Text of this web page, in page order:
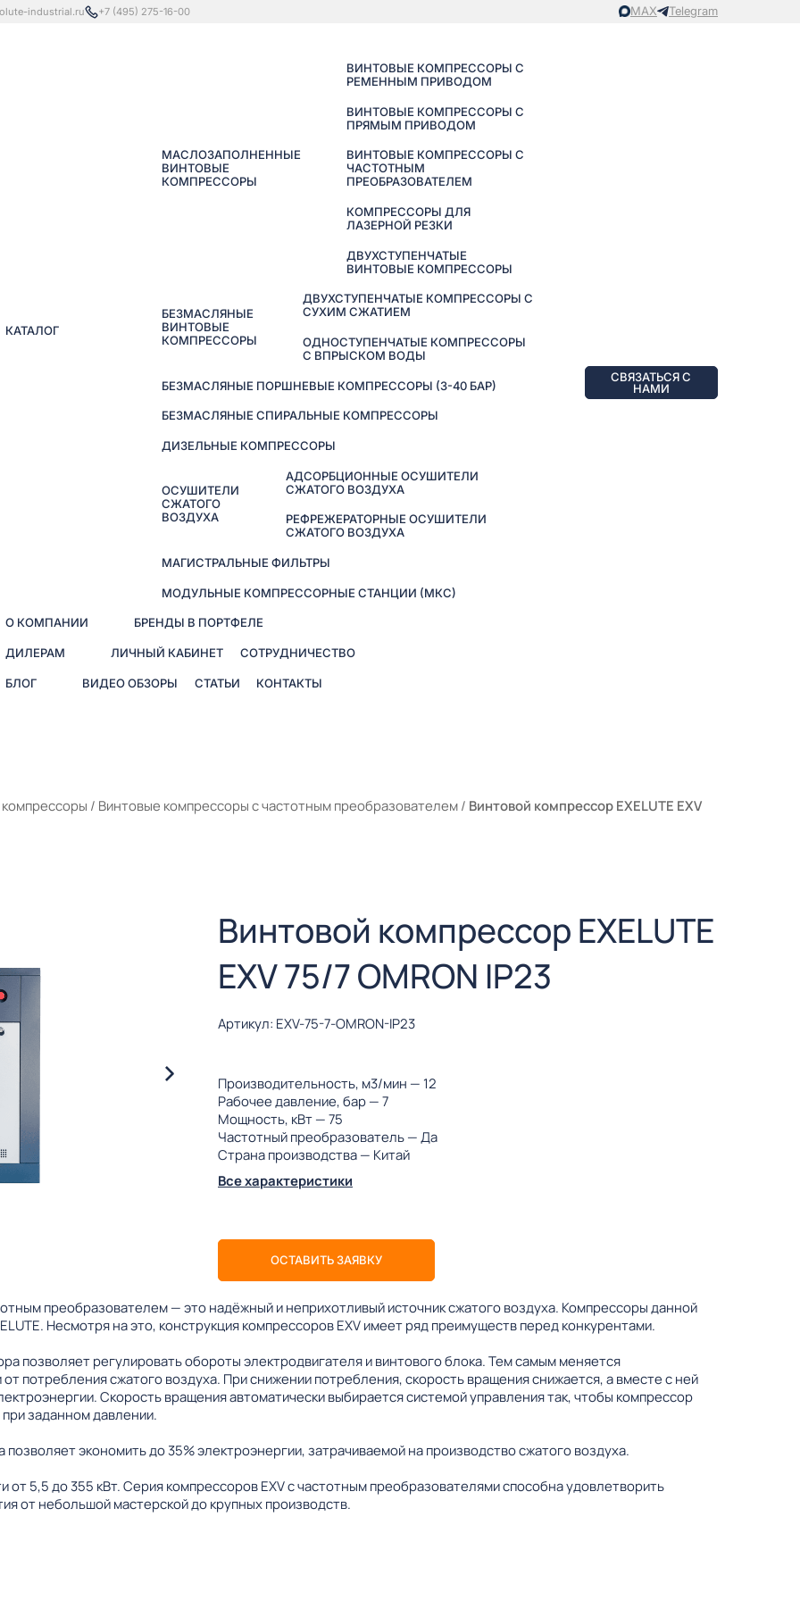
industrial.ru +7 (495) 275-16-00 MAX Telegram
КАТАЛОГ
МАСЛОЗАПОЛНЕННЫЕ
ВИНТОВЫЕ
КОМПРЕССОРЫ
ВИНТОВЫЕ КОМПРЕССОРЫ С
РЕМЕННЫМ ПРИВОДОМ
ВИНТОВЫЕ КОМПРЕССОРЫ С
ПРЯМЫМ ПРИВОДОМ
ВИНТОВЫЕ КОМПРЕССОРЫ С
ЧАСТОТНЫМ
ПРЕОБРАЗОВАТЕЛЕМ
КОМПРЕССОРЫ ДЛЯ
ЛАЗЕРНОЙ РЕЗКИ
ДВУХСТУПЕНЧАТЫЕ
ВИНТОВЫЕ КОМПРЕССОРЫ
БЕЗМАСЛЯНЫЕ
ВИНТОВЫЕ
КОМПРЕССОРЫ
ДВУХСТУПЕНЧАТЫЕ КОМПРЕССОРЫ С
СУХИМ СЖАТИЕМ
ОДНОСТУПЕНЧАТЫЕ КОМПРЕССОРЫ
С ВПРЫСКОМ ВОДЫ
БЕЗМАСЛЯНЫЕ ПОРШНЕВЫЕ КОМПРЕССОРЫ (3-40 БАР)
БЕЗМАСЛЯНЫЕ СПИРАЛЬНЫЕ КОМПРЕССОРЫ
ДИЗЕЛЬНЫЕ КОМПРЕССОРЫ
ОСУШИТЕЛИ
СЖАТОГО
ВОЗДУХА
АДСОРБЦИОННЫЕ ОСУШИТЕЛИ
СЖАТОГО ВОЗДУХА
РЕФРЕЖЕРАТОРНЫЕ ОСУШИТЕЛИ
СЖАТОГО ВОЗДУХА
МАГИСТРАЛЬНЫЕ ФИЛЬТРЫ
МОДУЛЬНЫЕ КОМПРЕССОРНЫЕ СТАНЦИИ (МКС)
О КОМПАНИИ БРЕНДЫ В ПОРТФЕЛЕ
ДИЛЕРАМ ЛИЧНЫЙ КАБИНЕТ СОТРУДНИЧЕСТВО
БЛОГ ВИДЕО ОБЗОРЫ СТАТЬИ КОНТАКТЫ
СВЯЗАТЬСЯ С
НАМИ
/ Винтовые компрессоры с частотным преобразователем / Винтовой компрессор EXELUTE EXV
Винтовой компрессор EXELUTE
EXV 75/7 OMRON IP23
Артикул: EXV-75-7-OMRON-IP23
Производительность, м3/мин — 12
Рабочее давление, бар — 7
Мощность, кВт — 75
Частотный преобразователь — Да
Страна производства — Китай
Все характеристики
ОСТАВИТЬ ЗАЯВКУ
преобразователем — это надёжный и неприхотливый источник сжатого воздуха. Компрессоры данной
Несмотря на это, конструкция компрессоров EXV имеет ряд преимуществ перед конкурентами.
позволяет регулировать обороты электродвигателя и винтового блока. Тем самым меняется
потребления сжатого воздуха. При снижении потребления, скорость вращения снижается, а вместе с ней
Скорость вращения автоматически выбирается системой управления так, чтобы компрессор
заданном давлении.
экономить до 35% электроэнергии, затрачиваемой на производство сжатого воздуха.
5,5 до 355 кВт. Серия компрессоров EXV с частотным преобразователями способна удовлетворить
от небольшой мастерской до крупных производств.